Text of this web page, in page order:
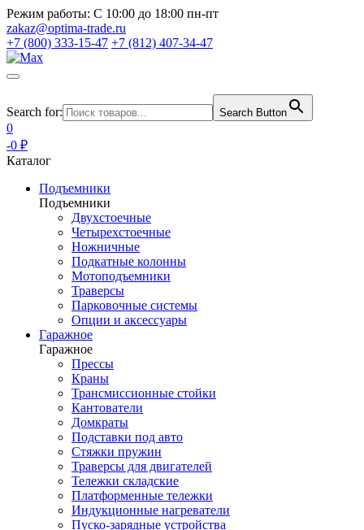
Режим работы: С 10:00 до 18:00 пн-пт
zakaz@optima-trade.ru
+7 (800) 333-15-47 +7 (812) 407-34-47
Search for: Search Button
0
-0 ₽
Каталог
Подъемники
Подъемники
Двухстоечные
Четырехстоечные
Ножничные
Подкатные колонны
Мотоподъемники
Траверсы
Парковочные системы
Опции и аксессуары
Гаражное
Гаражное
Прессы
Краны
Трансмиссионные стойки
Кантователи
Домкраты
Подставки под авто
Стяжки пружин
Траверсы для двигателей
Тележки складские
Платформенные тележки
Индукционные нагреватели
Пуско-зарядные устройства